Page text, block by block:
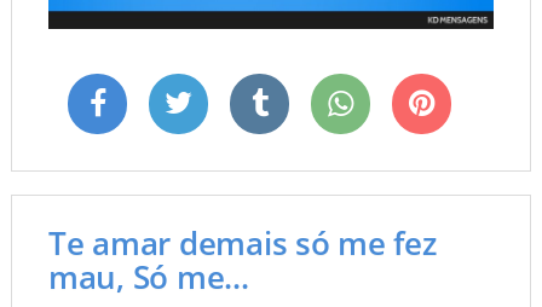
Te amar demais só me fez
mau, Só me...